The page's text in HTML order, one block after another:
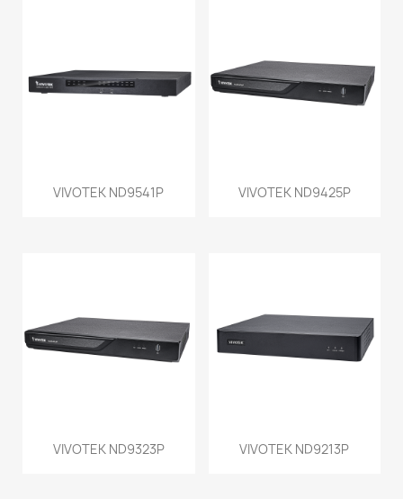
VIVOTEK ND9541P VIVOTEK ND9425P
VIVOTEK ND9323P VIVOTEK ND9213P